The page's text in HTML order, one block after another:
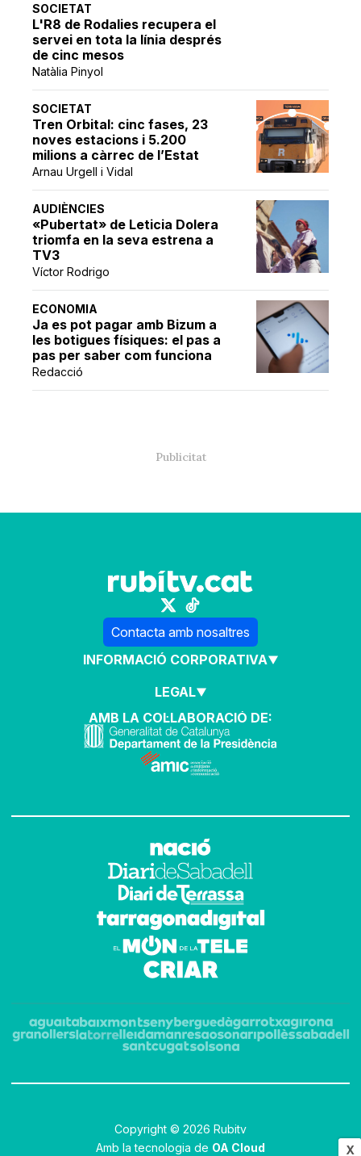
X
SOCIETAT
L'R8 de Rodalies recupera el
servei en tota la línia després
de cinc mesos
Natàlia Pinyol
SOCIETAT
Tren Orbital: cinc fases, 23
noves estacions i 5.200
milions a càrrec de l’Estat
Arnau Urgell i Vidal
AUDIÈNCIES
«Pubertat» de Leticia Dolera
triomfa en la seva estrena a
TV3
Víctor Rodrigo
ECONOMIA
Ja es pot pagar amb Bizum a
les botigues físiques: el pas a
pas per saber com funciona
Redacció
Contacta amb nosaltres
INFORMACIÓ CORPORATIVA
LEGAL
AMB LA COL·LABORACIÓ DE:
Copyright © 2026 Rubitv
Amb la tecnologia de OA Cloud